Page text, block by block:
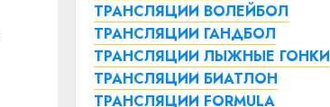
ТРАНСЛЯЦИИ ВОЛЕЙБОЛ
ТРАНСЛЯЦИИ ГАНДБОЛ
ТРАНСЛЯЦИИ ЛЫЖНЫЕ ГОНКИ
ТРАНСЛЯЦИИ БИАТЛОН
ТРАНСЛЯЦИИ FORMULA